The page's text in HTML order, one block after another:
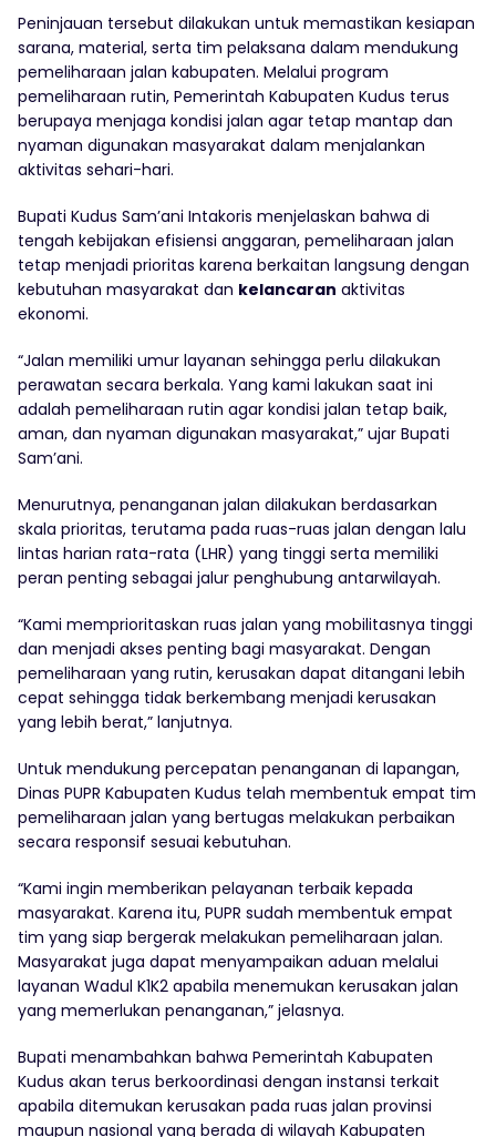
Peninjauan tersebut dilakukan untuk memastikan kesiapan
sarana, material, serta tim pelaksana dalam mendukung
pemeliharaan jalan kabupaten. Melalui program
pemeliharaan rutin, Pemerintah Kabupaten Kudus terus
berupaya menjaga kondisi jalan agar tetap mantap dan
nyaman digunakan masyarakat dalam menjalankan
aktivitas sehari-hari.
Bupati Kudus Sam’ani Intakoris menjelaskan bahwa di
tengah kebijakan efisiensi anggaran, pemeliharaan jalan
tetap menjadi prioritas karena berkaitan langsung dengan
kebutuhan masyarakat dan kelancaran aktivitas
ekonomi.
“Jalan memiliki umur layanan sehingga perlu dilakukan
perawatan secara berkala. Yang kami lakukan saat ini
adalah pemeliharaan rutin agar kondisi jalan tetap baik,
aman, dan nyaman digunakan masyarakat,” ujar Bupati
Sam’ani.
Menurutnya, penanganan jalan dilakukan berdasarkan
skala prioritas, terutama pada ruas-ruas jalan dengan lalu
lintas harian rata-rata (LHR) yang tinggi serta memiliki
peran penting sebagai jalur penghubung antarwilayah.
“Kami memprioritaskan ruas jalan yang mobilitasnya tinggi
dan menjadi akses penting bagi masyarakat. Dengan
pemeliharaan yang rutin, kerusakan dapat ditangani lebih
cepat sehingga tidak berkembang menjadi kerusakan
yang lebih berat,” lanjutnya.
Untuk mendukung percepatan penanganan di lapangan,
Dinas PUPR Kabupaten Kudus telah membentuk empat tim
pemeliharaan jalan yang bertugas melakukan perbaikan
secara responsif sesuai kebutuhan.
“Kami ingin memberikan pelayanan terbaik kepada
masyarakat. Karena itu, PUPR sudah membentuk empat
tim yang siap bergerak melakukan pemeliharaan jalan.
Masyarakat juga dapat menyampaikan aduan melalui
layanan Wadul K1K2 apabila menemukan kerusakan jalan
yang memerlukan penanganan,” jelasnya.
Bupati menambahkan bahwa Pemerintah Kabupaten
Kudus akan terus berkoordinasi dengan instansi terkait
apabila ditemukan kerusakan pada ruas jalan provinsi
maupun nasional yang berada di wilayah Kabupaten